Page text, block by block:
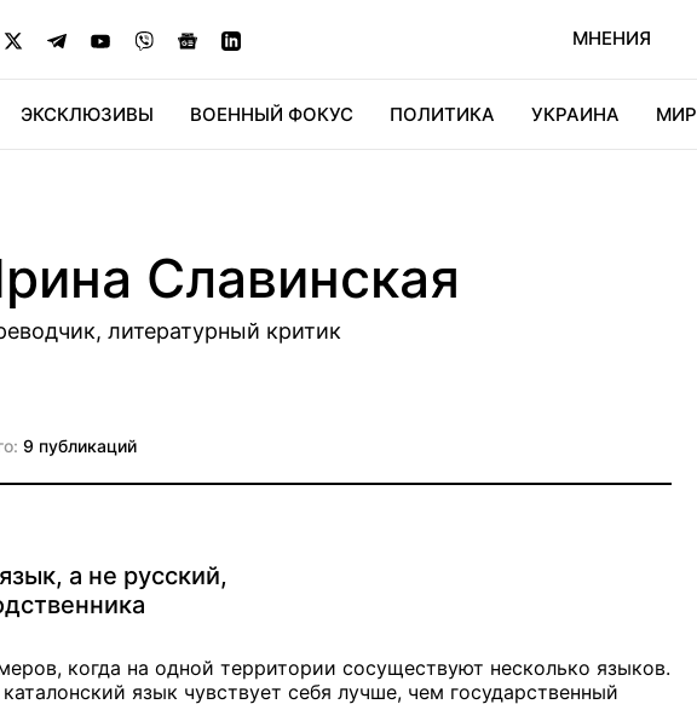
МНЕНИЯ
ЭКСКЛЮЗИВЫ ВОЕННЫЙ ФОКУС ПОЛИТИКА УКРАИНА МИР
Славинская
литературный критик
9 публикаций
а не русский,
когда на одной территории сосуществуют несколько языков.
язык чувствует себя лучше, чем государственный